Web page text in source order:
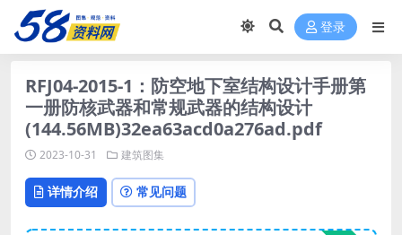
登录
RFJ04-2015-1：防空地下室结构设计手册第
一册防核武器和常规武器的结构设计
(144.56MB)32ea63acd0a276ad.pdf
2023-10-31 建筑图集
详情介绍 常见问题